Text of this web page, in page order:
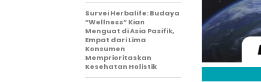
Survei Herbalife: Budaya
“Wellness” Kian
Menguat di Asia Pasifik,
Empat dari Lima
Konsumen
Memprioritaskan
Kesehatan Holistik